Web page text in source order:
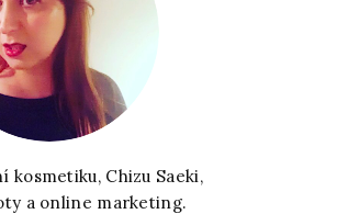
kosmetiku, Chizu Saeki,
a online marketing.